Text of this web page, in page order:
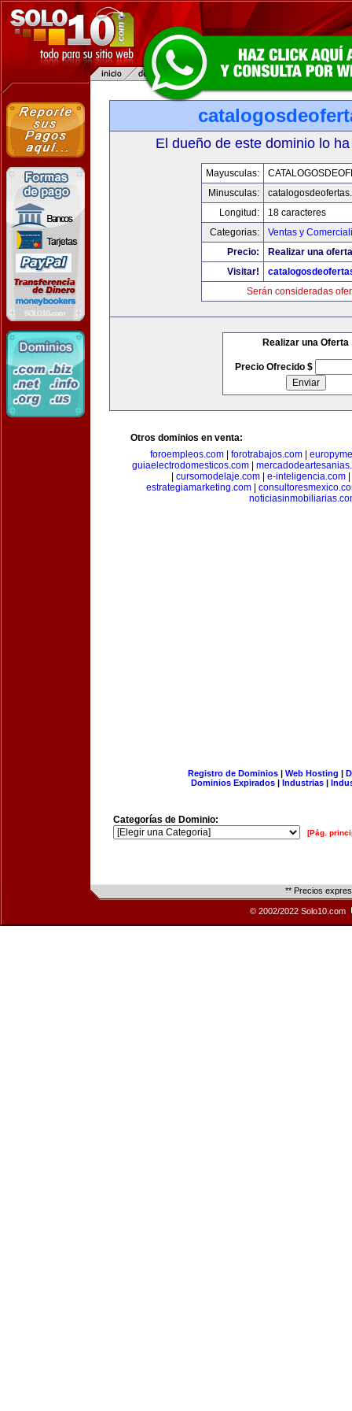
El dueño de este dominio lo
Mayusculas:
Minusculas:
Longitud:
18 caracteres
Categorias:
Ventas y
Precio:
Realizar una
Visitar!
Serán consideradas
Realizar una Oferta
Precio Ofrecido $
Otros dominios en venta:
foroempleos.com
forotrabajos.com
guiaelectrodomesticos.com
cursomodelaje.com| e-inteligencia.com|
estrategiamarketing.com|
Registro de Dominios| Web Hosting |
Dominios Expirados | Industrias |
Categorías de Dominio:
[Pág.
** Precios
© 2002/2022 Solo10.com